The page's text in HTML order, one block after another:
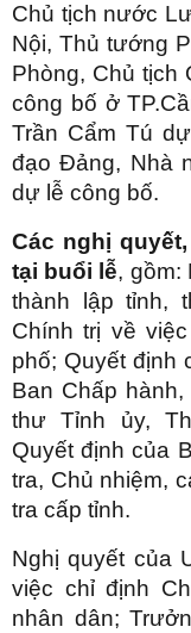
Chủ tịch nước
Nội, Thủ tướng
Phòng, Chủ tịch
công bố ở
Trần Cẩm Tú
đạo Đảng, Nhà
dự lễ công bố.
Các nghị
tại buổi lễ, gồm:
thành lập tỉnh,
Chính trị về
phố; Quyết định
Ban Chấp
thư Tỉnh ủy,
Quyết định của
tra, Chủ nhiệm,
tra cấp tỉnh.
Nghị quyết của
việc chỉ định
nhân dân;